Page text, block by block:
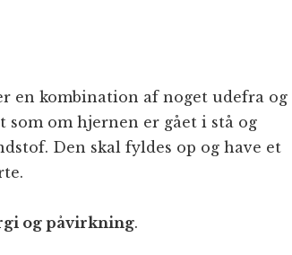
en kombination af noget udefra og
om hjernen er gået i stå og
Den skal fyldes op og have et
og påvirkning.